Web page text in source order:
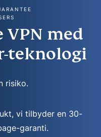
VPN med
teknologi
risiko.
vi tilbyder en 30-
garanti.